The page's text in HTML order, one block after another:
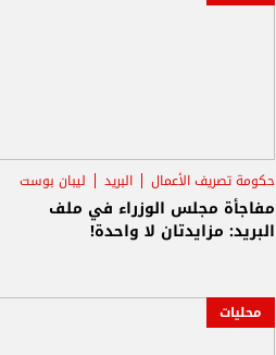
حكومة تصريف الأعمال البريد ليبان بوست
مفاجأة مجلس الوزراء في ملف
البريد: مزايدتان لا واحدة!
محليات